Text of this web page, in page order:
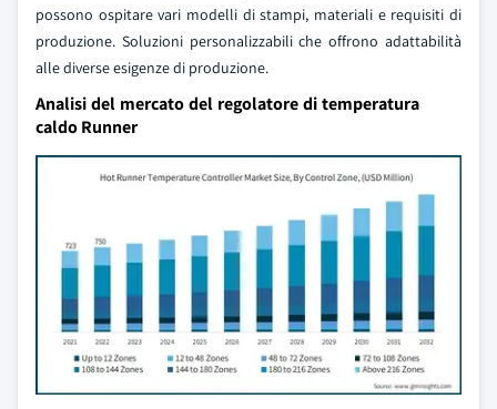
possono ospitare vari modelli di stampi, materiali e requisiti di
produzione. Soluzioni personalizzabili che offrono adattabilità
alle diverse esigenze di produzione.
Analisi del mercato del regolatore di temperatura
caldo Runner